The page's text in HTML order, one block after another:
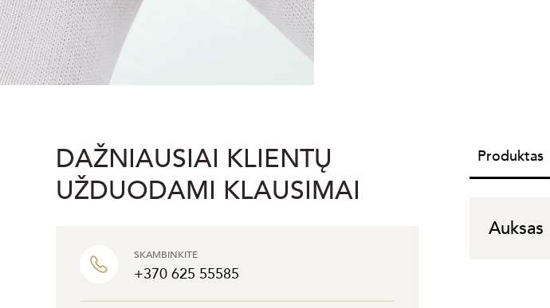
DAŽNIAUSIAI KLIENTŲ
UŽDUODAMI KLAUSIMAI
SKAMBINKITE
+370 625 55585
Produktas
Auksas